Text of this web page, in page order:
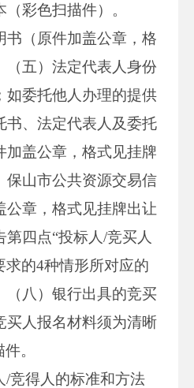
彩色扫描件）。
书（原件加盖公章，格
（五）法定代表人身份
如委托他人办理的提供
书、法定代表人及委托
加盖公章，格式见挂牌
保山市公共资源交易信
公章，格式见挂牌出让
四点“投标人/竞买人
求的4种情形所对应的
（八）银行出具的竞买
买人报名材料须为清晰
。
/竞得人的标准和方法